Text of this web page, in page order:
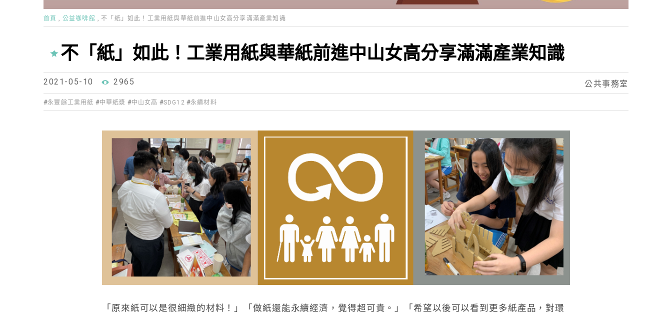
首頁 公益咖啡館 不「紙」如此！工業用紙與華紙前進中山女高分享滿滿產業知識
不「紙」如此！工業用紙與華紙前進中山女高分享滿滿產業知識
2021-05-10 2965 公共事務室
永豐餘工業用紙 中華紙漿 中山女高 SDG12 永續材料
「原來紙可以是很細緻的材料！」「做紙還能永續經濟，覺得超可貴。」「希望以後可以看到更多紙產品，對環